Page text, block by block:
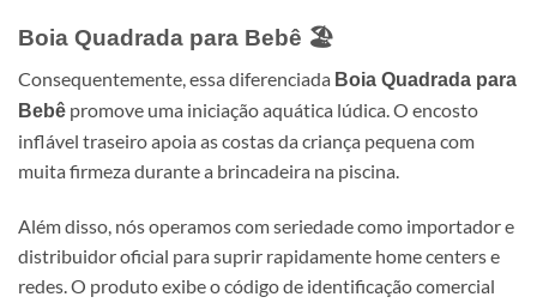
Boia Quadrada para Bebê 🏖️
Consequentemente, essa diferenciada Boia Quadrada para
Bebê promove uma iniciação aquática lúdica. O encosto
inflável traseiro apoia as costas da criança pequena com
muita firmeza durante a brincadeira na piscina.
Além disso, nós operamos com seriedade como importador e
distribuidor oficial para suprir rapidamente home centers e
redes. O produto exibe o código de identificação comercial